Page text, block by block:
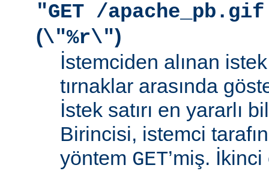
"GET /
(\"%r\")
İstemciden alınan istek
tırnaklar arasında
İstek satırı en yararlı
Birincisi, istemci
yöntem GET’miş.